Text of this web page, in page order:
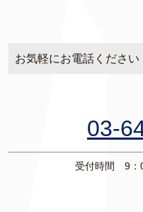
お気軽にお電話ください
03-
受付時間 9